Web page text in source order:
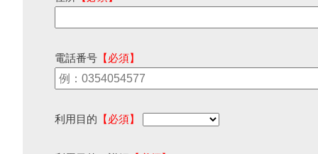
電話番号 【必須】
利用目的 【必須】